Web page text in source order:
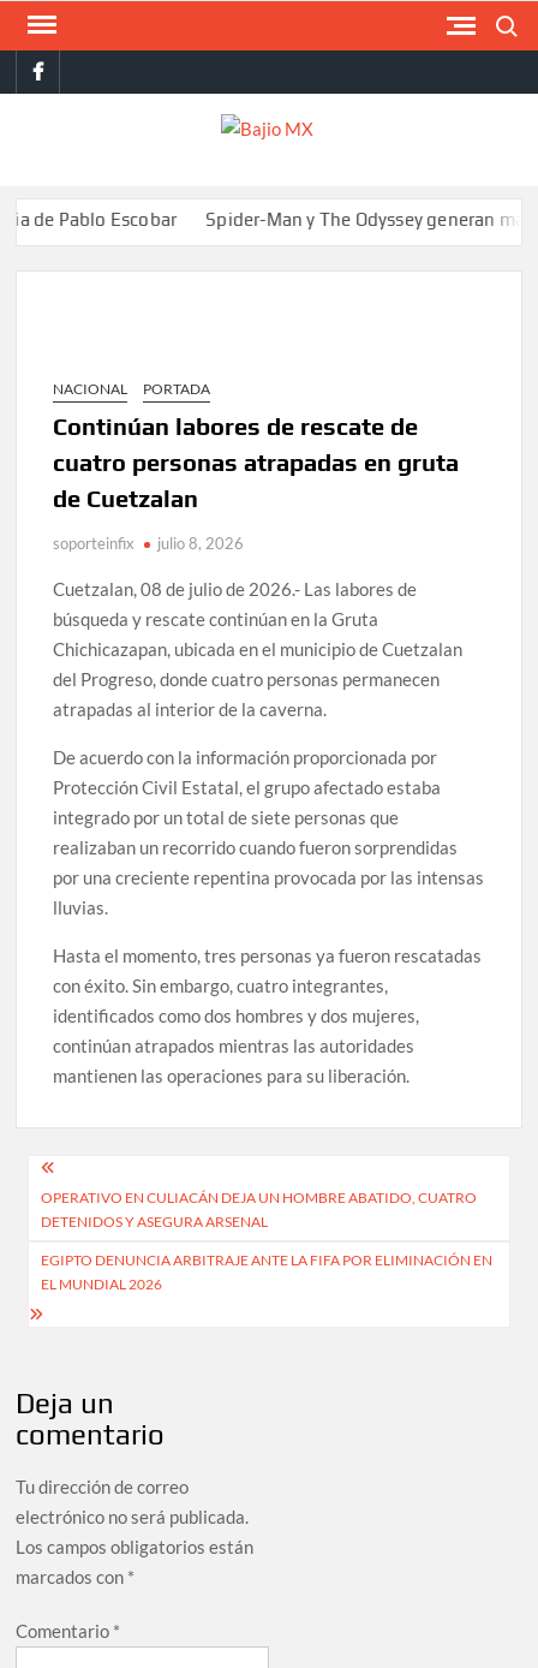
Saltar
contenidofacebook
Escobar Spider-Man y The Odyssey generan más de
NACIONAL PORTADA
Continúan labores de rescate de
cuatro personas atrapadas en gruta
de Cuetzalan
soporteinfix julio 8, 2026
Cuetzalan, 08 de julio de 2026.- Las labores de
búsqueda y rescate continúan en la Gruta
Chichicazapan, ubicada en el municipio de Cuetzalan
del Progreso, donde cuatro personas permanecen
atrapadas al interior de la caverna.
De acuerdo con la información proporcionada por
Protección Civil Estatal, el grupo afectado estaba
integrado por un total de siete personas que
realizaban un recorrido cuando fueron sorprendidas
por una creciente repentina provocada por las intensas
lluvias.
Hasta el momento, tres personas ya fueron rescatadas
con éxito. Sin embargo, cuatro integrantes,
identificados como dos hombres y dos mujeres,
continúan atrapados mientras las autoridades
mantienen las operaciones para su liberación.
Navegación
de
entradas
OPERATIVO EN CULIACÁN DEJA UN HOMBRE ABATIDO, CUATRO
DETENIDOS Y ASEGURA ARSENAL
EGIPTO DENUNCIA ARBITRAJE ANTE LA FIFA POR ELIMINACIÓN EN
EL MUNDIAL 2026
Deja un
comentario
Tu dirección de correo
electrónico no será publicada.
Los campos obligatorios están
marcados con *
Comentario *